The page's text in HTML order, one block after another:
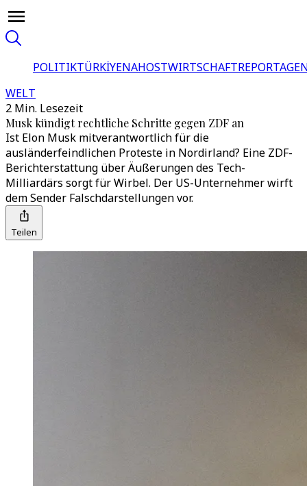
POLITIKTÜRKİYENAHOSTWIRTSCHAFT
WELT
2 Min. Lesezeit
Musk kündigt rechtliche Schritte gegen ZDF an
Ist Elon Musk mitverantwortlich für die
ausländerfeindlichen Proteste in Nordirland? Eine ZDF-
Berichterstattung über Äußerungen des Tech-
Milliardärs sorgt für Wirbel. Der US-Unternehmer wirft
dem Sender Falschdarstellungen vor.
Teilen